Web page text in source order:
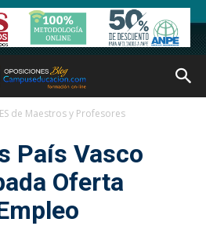
de Maestros y Profesores
País Vasco
Oferta